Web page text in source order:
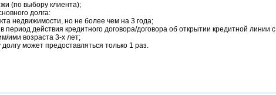
(по выбору клиента);
долга:
недвижимости, но не более чем на 3 года;
период действия кредитного договора/договора об открытии кредитной линии с
ими возраста 3-х лет;
может предоставляться только 1 раз.